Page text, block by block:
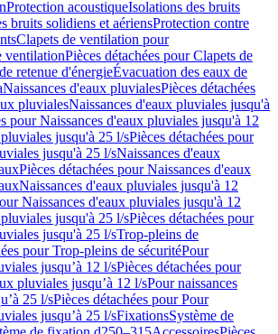
Protection acoustiqueIsolations des bruits
bruits solidiens et aériensProtection contre
Clapets de ventilation pour
ventilationPièces détachées pour Clapets de
retenue d'énergieÉvacuation des eaux de
Naissances d'eaux pluvialesPièces détachées
pluvialesNaissances d'eaux pluviales jusqu'à
pour Naissances d'eaux pluviales jusqu'à 12
jusqu'à 25 l/sPièces détachées pour
jusqu'à 25 l/sNaissances d'eaux
Pièces détachées pour Naissances d'eaux
Naissances d'eaux pluviales jusqu'à 12
Naissances d'eaux pluviales jusqu'à 12
jusqu'à 25 l/sPièces détachées pour
jusqu'à 25 l/sTrop-pleins de
pour Trop-pleins de sécuritéPour
jusqu’à 12 l/sPièces détachées pour
pluviales jusqu’à 12 l/sPour naissances
25 l/sPièces détachées pour Pour
jusqu’à 25 l/sFixationsSystème de